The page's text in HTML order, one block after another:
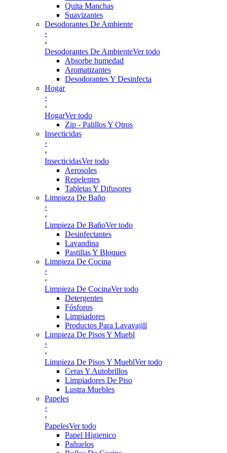
Quita Manchas
Suavizantes
Desodorantes De Ambiente
›
‹
Desodorantes De AmbienteVer todo
Absorbe humedad
Aromatizantes
Desodorantes Y Desinfecta
Hogar
›
‹
HogarVer todo
Zip - Palillos Y Otros
Insecticidas
›
‹
InsecticidasVer todo
Aerosoles
Repelentes
Tabletas Y Difusores
Limpieza De Baño
›
‹
Limpieza De BañoVer todo
Desinfectantes
Lavandina
Pastillas Y Bloques
Limpieza De Cocina
›
‹
Limpieza De CocinaVer todo
Detergentes
Fósforos
Limpiadores
Productos Para Lavavajill
Limpieza De Pisos Y Muebl
›
‹
Limpieza De Pisos Y MueblVer todo
Ceras Y Autobrillos
Limpiadores De Piso
Lustra Muebles
Papeles
›
‹
PapelesVer todo
Papel Higienico
Pañuelos